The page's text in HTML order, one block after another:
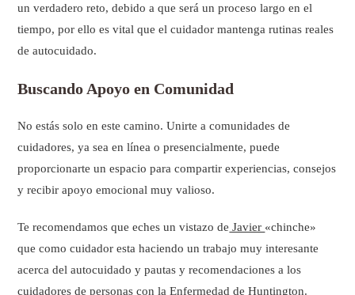
un verdadero reto, debido a que será un proceso largo en el
tiempo, por ello es vital que el cuidador mantenga rutinas reales
de autocuidado.
Buscando Apoyo en Comunidad
No estás solo en este camino. Unirte a comunidades de
cuidadores, ya sea en línea o presencialmente, puede
proporcionarte un espacio para compartir experiencias, consejos
y recibir apoyo emocional muy valioso.
Te recomendamos que eches un vistazo de Javier «chinche»
que como cuidador esta haciendo un trabajo muy interesante
acerca del autocuidado y pautas y recomendaciones a los
cuidadores de personas con la Enfermedad de Huntington.